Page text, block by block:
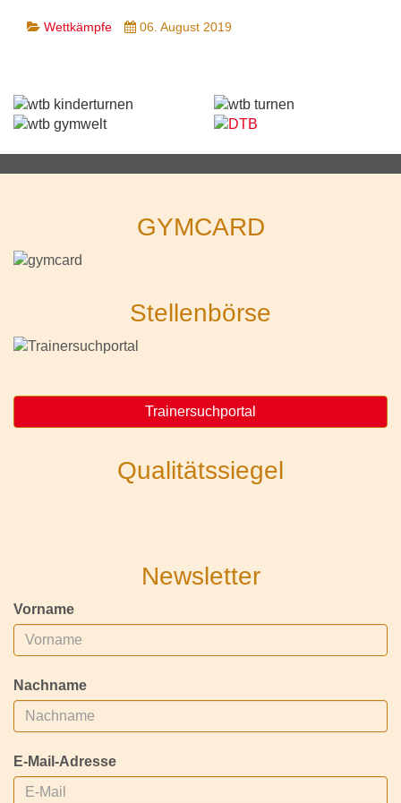
Wettkämpfe 06. August 2019
GYMCARD
Stellenbörse
Trainersuchportal
Qualitätssiegel
Newsletter
Vorname
Nachname
E-Mail-Adresse